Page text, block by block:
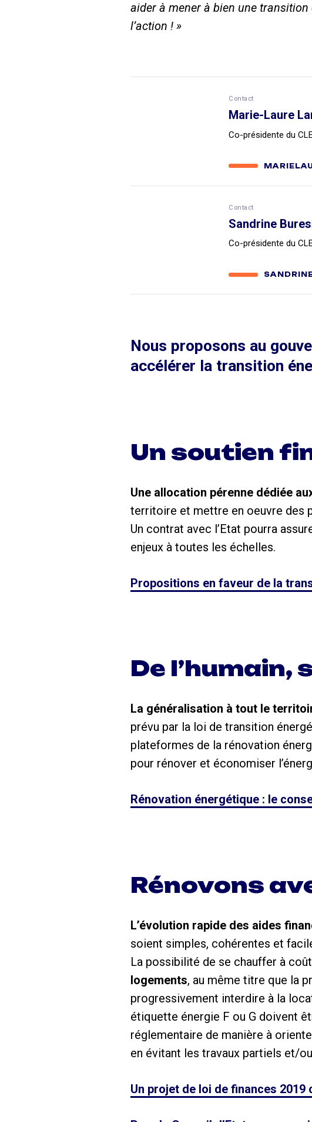
aider à mener à bien une
l’action ! »
Contact
Marie-Laure
Co-présidente du
Contact
Sandrine
Co-présidente du
Nous proposons au
accélérer la transition
Un soutien
Une allocation pérenne dédiée
territoire et mettre en oeuvre des
Un contrat avec l’Etat pourra
enjeux à toutes les échelles.
Propositions en faveur de la
De l’humain,
La généralisation à tout le
prévu par la loi de transition
plateformes de la rénovation
pour rénover et économiser
Rénovation énergétique : le
Rénovons
L’évolution rapide des aides
soient simples, cohérentes et
La possibilité de se chauffer à
logements, au même titre que la
progressivement interdire à la
étiquette énergie F ou G doivent
réglementaire de manière à
en évitant les travaux partiels et/
Un projet de loi de finances